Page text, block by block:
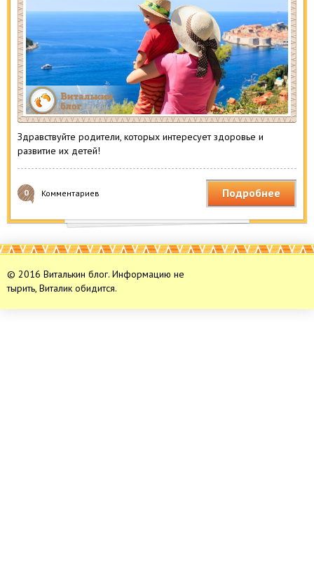
Здравствуйте родители, которых интересует здоровье и
развитие их детей!
0 Комментариев Подробнее
© 2016 Виталькин блог. Информацию не
тырить, Виталик обидится.